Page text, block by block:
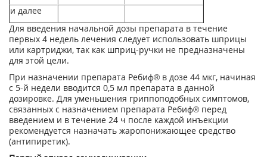
и далее
Для введения начальной дозы препарата в течение
первых 4 недель лечения следует использовать шприцы
или картриджи, так как шприц-ручки не предназначены
для этой цели.
При назначении препарата Ребиф® в дозе 44 мкг, начиная
с 5-й недели вводится 0,5 мл препарата в данной
дозировке. Для уменьшения гриппоподобных симптомов,
связанных с назначением препарата Ребиф® перед
введением и в течение 24 ч после каждой инъекции
рекомендуется назначать жаропонижающее средство
(антипиретик).